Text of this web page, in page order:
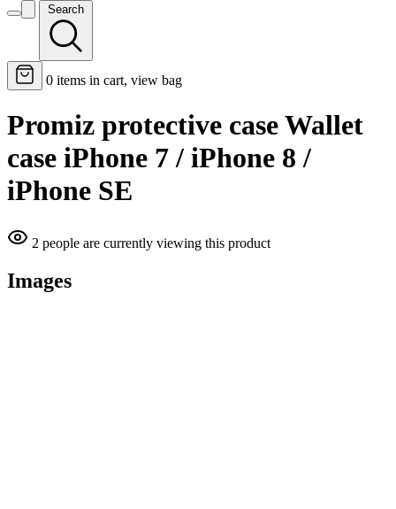
Search
0 items in cart, view bag
Promiz protective case Wallet
case iPhone 7 / iPhone 8 /
iPhone SE
2 people are currently viewing this product
Images